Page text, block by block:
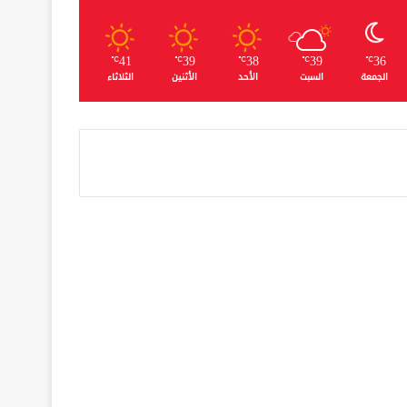
36
℃
الجمعة
39
℃
السبت
38
℃
الأحد
39
℃
الأثنين
41
℃
الثلاثاء